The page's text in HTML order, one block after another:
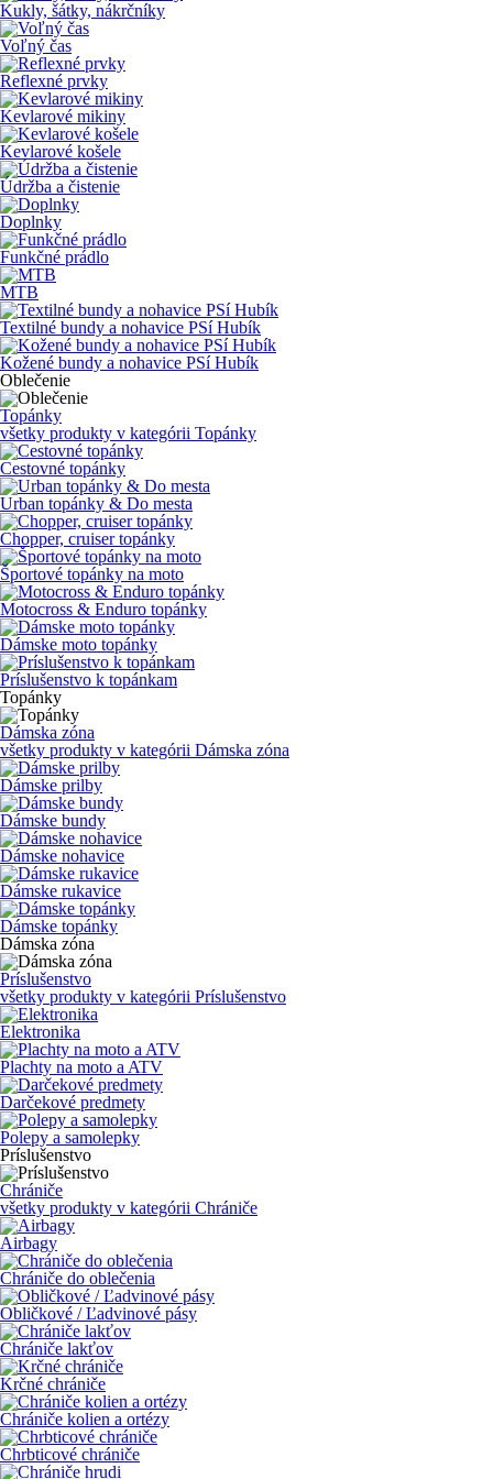
Kukly, šátky, nákrčníky
Voľný čas
Reflexné prvky
Kevlarové mikiny
Kevlarové košele
Údržba a čistenie
Doplnky
Funkčné prádlo
MTB
Textilné bundy a nohavice PSí Hubík
Kožené bundy a nohavice PSí Hubík
Oblečenie
Topánky
všetky produkty v kategórii Topánky
Cestovné topánky
Urban topánky & Do mesta
Chopper, cruiser topánky
Športové topánky na moto
Motocross & Enduro topánky
Dámske moto topánky
Príslušenstvo k topánkam
Topánky
Dámska zóna
všetky produkty v kategórii Dámska zóna
Dámske prilby
Dámske bundy
Dámske nohavice
Dámske rukavice
Dámske topánky
Dámska zóna
Príslušenstvo
všetky produkty v kategórii Príslušenstvo
Elektronika
Plachty na moto a ATV
Darčekové predmety
Polepy a samolepky
Príslušenstvo
Chrániče
všetky produkty v kategórii Chrániče
Airbagy
Chrániče do oblečenia
Obličkové / Ľadvinové pásy
Chrániče lakťov
Krčné chrániče
Chrániče kolien a ortézy
Chrbticové chrániče